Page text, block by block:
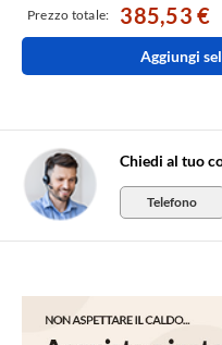
Prezzo totale: 385,53 €
Aggiungi
Chiedi al tuo
Telefono